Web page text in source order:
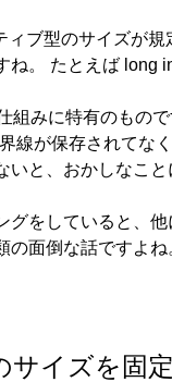
ィブ型のサイズが
ね。 たとえば long
組みに特有のもので
線が保存されてな
いと、おかしなこ
グをしていると、
の面倒な話ですよ
イズを固